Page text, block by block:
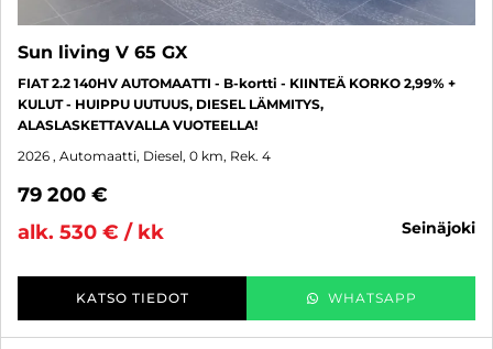
Sun living V 65 GX
FIAT 2.2 140HV AUTOMAATTI - B-kortti - KIINTEÄ KORKO 2,99% +
KULUT - HUIPPU UUTUUS, DIESEL LÄMMITYS,
ALASLASKETTAVALLA VUOTEELLA!
2026 , Automaatti, Diesel, 0 km, Rek. 4
79 200 €
alk. 530 € / kk
seinäjoki
KATSO TIEDOT WHATSAPP